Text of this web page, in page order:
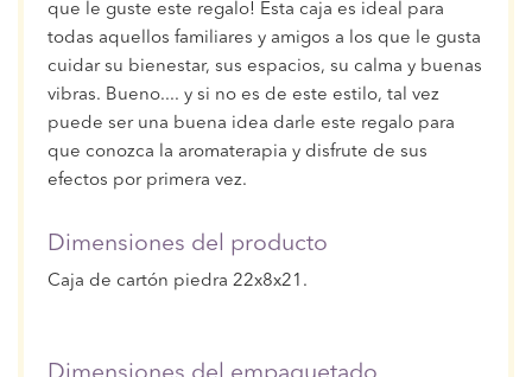
que le guste este regalo! Esta caja es ideal para
todas aquellos familiares y amigos a los que le gusta
cuidar su bienestar, sus espacios, su calma y buenas
vibras. Bueno.... y si no es de este estilo, tal vez
puede ser una buena idea darle este regalo para
que conozca la aromaterapia y disfrute de sus
efectos por primera vez.
Dimensiones del producto
Caja de cartón piedra 22x8x21.